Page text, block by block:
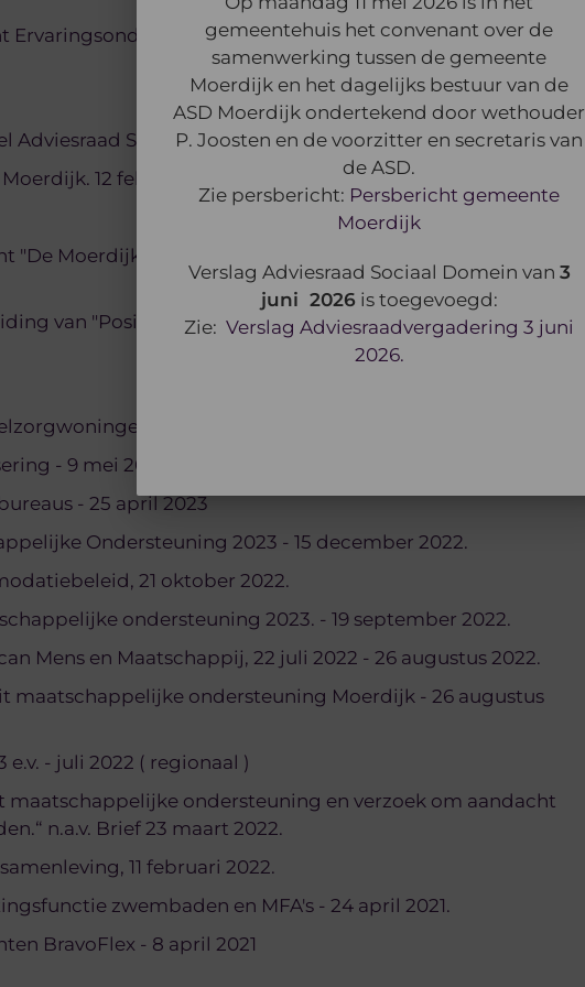
Ervaringsonderzoek over 2025, 2 maart 2026 (incl. reactie
Adviesraad Sociaal Domein 26 februari 2025
12 februari 2025
Moerdijkse ambitie voor de sociale basis". 12 december
van "Positief Gezond Moerdijk" (Gezond en Actief Leven
Moerdijk 2023 - 13 december 2023
- 9 mei 2023.
- 25 april 2023
Ondersteuning 2023 - 15 december 2022.
21 oktober 2022.
ondersteuning 2023. - 19 september 2022.
Mens en Maatschappij, 22 juli 2022 - 26 augustus 2022.
maatschappelijke ondersteuning Moerdijk - 26 augustus
- juli 2022 ( regionaal )
maatschappelijke ondersteuning en verzoek om aandacht
n.a.v. Brief 23 maart 2022.
11 februari 2022.
zwembaden en MFA's - 24 april 2021.
BravoFlex - 8 april 2021
gemeentehuis het convenant over de
samenwerking tussen de gemeente
Moerdijk en het dagelijks bestuur van de
ASD Moerdijk ondertekend door wethouder
P. Joosten en de voorzitter en secretaris van
de ASD.
Zie persbericht: Persbericht gemeente
Moerdijk
Verslag Adviesraad Sociaal Domein van 3
juni 2026is toegevoegd:
Zie: Verslag Adviesraadvergadering 3 juni
2026.